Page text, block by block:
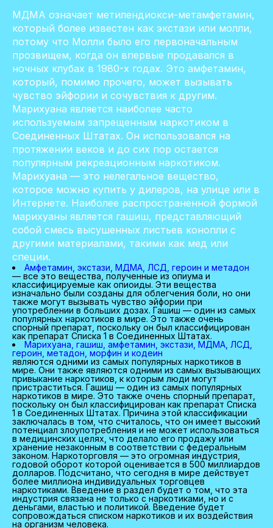
МДМА означает метилендиокси-метамфетамин,
который более известен как экстази или молли,
потому что Молли было его первоначальным
прозвищем, когда он впервые продавался в
ночных клубах в 1980-х годах. Это амфетамин,
который, помимо прочего, может вызывать
чувство эйфории и сочувствия к другим.
Марихуана является наиболее часто
используемым запрещенным наркотиком в
Соединенных Штатах. Он использовался на
протяжении веков и до сих пор остается
популярным рекреационным наркотиком.
Марихуана — это нелегальное вещество,
которое можно купить у дилеров, на улице или в
Интернете. Наиболее распространенной формой
марихуаны является гашиш, представляющий
собой смесь высушенных листьев конопли с
другими материалами, такими как мед или
специи.
Амфетамин, экстази, МДМА, ЛСД, героин и метадон
— все это вещества, полученные из опиума и
классифицируемые как опиоиды. Эти вещества
изначально были созданы для облегчения боли, но они
также могут вызывать чувство эйфории при
употреблении в больших дозах. Гашиш — один из самых
популярных наркотиков в мире. Это также очень
спорный препарат, поскольку он был классифицирован
как препарат Списка 1 в Соединенных Штатах.
Марихуана, гашиш, амфетамин, экстази, МДМА, ЛСД,
героин, метадон, морфин и кодеин
являются одними из самых популярных наркотиков в
мире. Они также являются одними из самых вызывающих
привыкание наркотиков, к которым люди могут
пристраститься. Гашиш — один из самых популярных
наркотиков в мире. Это также очень спорный препарат,
поскольку он был классифицирован как препарат Списка
1 в Соединенных Штатах. Причина этой классификации
заключалась в том, что считалось, что он имеет высокий
потенциал злоупотребления и не может использоваться
в медицинских целях, что делало его продажу или
хранение незаконным в соответствии с федеральным
законом. Наркоторговля — это огромная индустрия,
годовой оборот которой оценивается в 500 миллиардов
долларов. Подсчитано, что сегодня в мире действует
более миллиона индивидуальных торговцев
наркотиками. Введение в раздел будет о том, что эта
индустрия связана не только с наркотиками, но и с
деньгами, властью и политикой. Введение будет
сопровождаться списком наркотиков и их воздействия
на организм человека.